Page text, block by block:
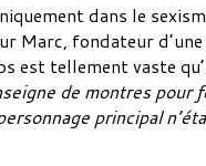
dans le
Marc, fondateur
est tellement vaste
de montres pour
principal